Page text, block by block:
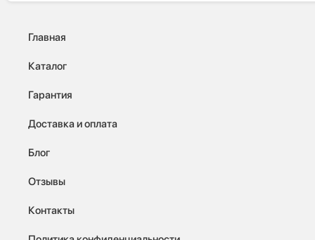
Главная
Каталог
Гарантия
Доставка и оплата
Блог
Отзывы
Контакты